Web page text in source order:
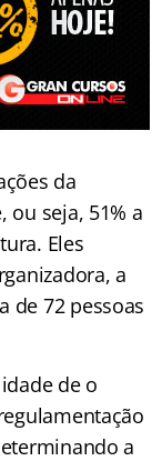
da
ou seja, 51% a
Eles
a
de 72 pessoas
de o
a